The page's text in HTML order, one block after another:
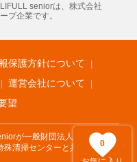
0
動産投資 アドバイザー
場 不動産会社
まちむすび
HOME'S PRESS
転職
seniorは、株式会社
プ企業です。
保護方針について
運営会社について
望
が一般財団法人遺品整理士
清掃センターと共同でサービ